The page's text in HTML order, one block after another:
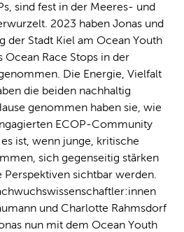
sind fest in der Meeres- und
2023 haben Jonas und
der Stadt Kiel am Ocean Youth
Race Stops in der
Die Energie, Vielfalt
die beiden nachhaltig
genommen haben sie, wie
ECOP-Community
ist, wenn junge, kritische
sich gegenseitig stärken
sichtbar werden.
und Charlotte Rahmsdorf
nun mit dem Ocean Youth